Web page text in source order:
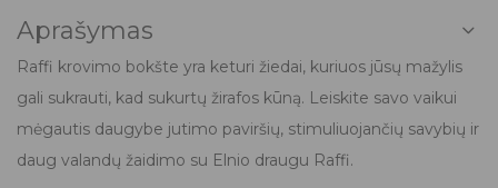
Aprašymas
Raffi krovimo bokšte yra keturi žiedai, kuriuos jūsų mažylis
gali sukrauti, kad sukurtų žirafos kūną. Leiskite savo vaikui
mėgautis daugybe jutimo paviršių, stimuliuojančių savybių ir
daug valandų žaidimo su Elnio draugu Raffi.